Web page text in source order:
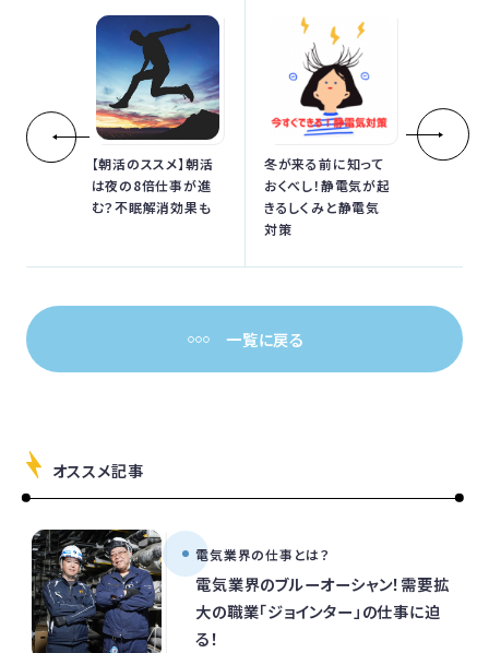
【朝活のススメ】朝活
は夜の8倍仕事が進
む？不眠解消効果も
冬が来る前に知って
おくべし！静電気が起
きるしくみと静電気
対策
一覧に戻る
オススメ記事
電気業界の仕事とは？
電気業界のブルーオーシャン！需要拡
大の職業「ジョインター」の仕事に迫
る！